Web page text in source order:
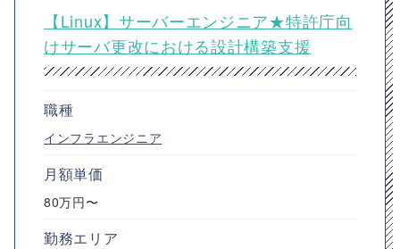
【Linux】サーバーエンジニア★特許庁向
けサーバ更改における設計構築支援
職種
インフラエンジニア
月額単価
80万円〜
勤務エリア